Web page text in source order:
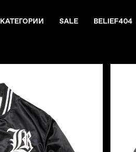
КАТЕГОРИИ SALE BELIEF404